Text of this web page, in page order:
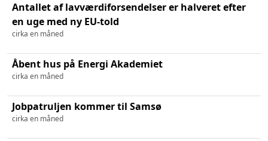
Antallet af lavværdiforsendelser er halveret efter
en uge med ny EU-told
cirka en måned
Åbent hus på Energi Akademiet
cirka en måned
Jobpatruljen kommer til Samsø
cirka en måned